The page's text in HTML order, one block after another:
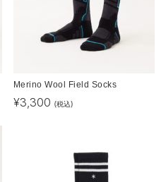
Merino Wool Field Socks
¥3,300 (税込)